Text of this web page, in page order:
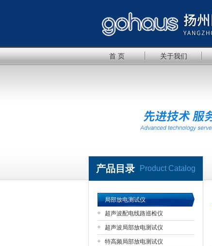
扬州国浩电气有限公司
首 页 关于我们
产品目录 Product Catalog
局部放电测试仪
超声波配电线路巡检仪
超声波局部放电测试仪
特高频局部放电测试仪